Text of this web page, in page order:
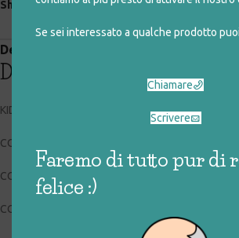
Se sei interessato a qualche prodotto
Chiamare
Scrivere
Faremo di tutto pur di
felice :)
Share:
Descrizione
Descrizione
KIDDIELAND/GIOCHI PREZIOSI KDL2213
CODICE RIGIOCATTOLO: 036_0_341
CONDIZIONI: buone, usato
COLLOCAZIONE: EXP